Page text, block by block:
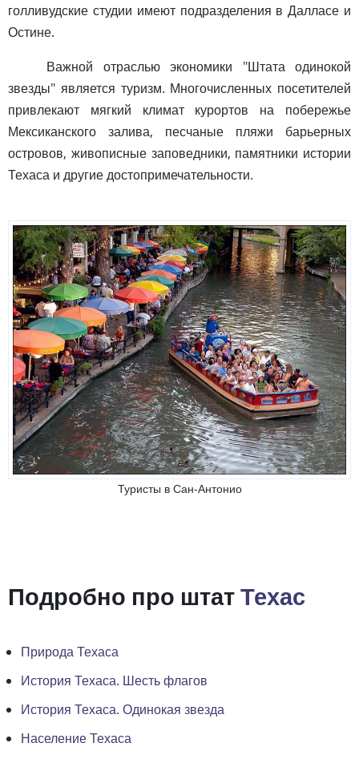
голливудские студии имеют подразделения в Далласе и
Остине.
Важной отраслью экономики "Штата одинокой
звезды" является туризм. Многочисленных посетителей
привлекают мягкий климат курортов на побережье
Мексиканского залива, песчаные пляжи барьерных
островов, живописные заповедники, памятники истории
Техаса и другие достопримечательности.
Туристы в Сан-Антонио
Подробно про штат Техас
Природа Техаса
История Техаса. Шесть флагов
История Техаса. Одинокая звезда
Население Техаса